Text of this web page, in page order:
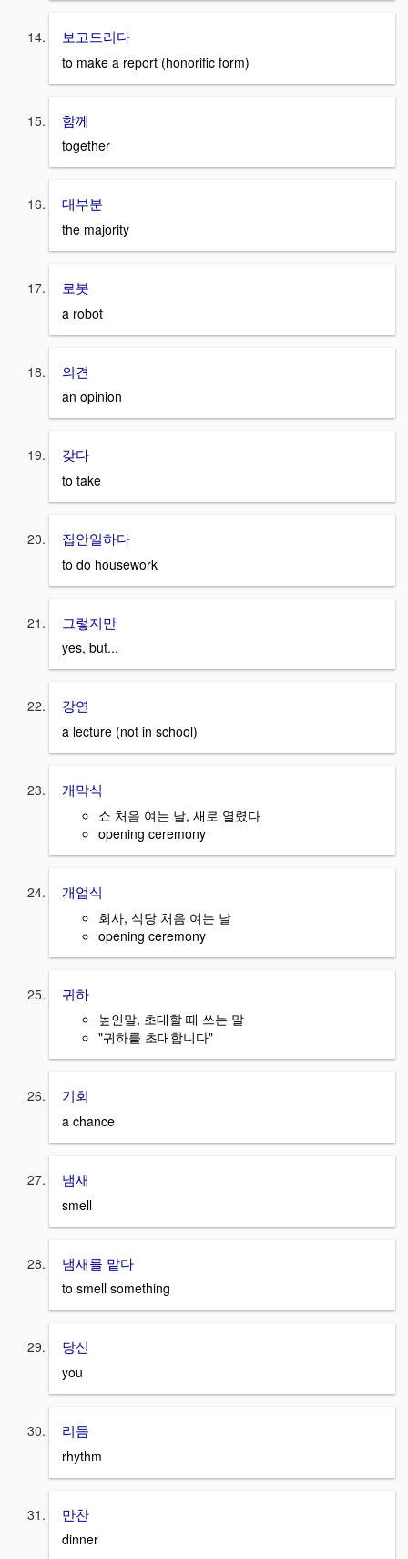
보고드리다
to make a report (honorific form)
함께
together
대부분
the majority
로봇
a robot
의견
an opinion
갖다
to take
집안일하다
to do housework
그렇지만
yes, but...
강연
a lecture (not in school)
개막식
쇼 처음 여는 날, 새로 열렸다
opening ceremony
개업식
회사, 식당 처음 여는 날
opening ceremony
귀하
높인말, 초대할 때 쓰는 말
"귀하를 초대합니다"
기회
a chance
냄새
smell
냄새를 맡다
to smell something
당신
you
리듬
rhythm
만찬
dinner